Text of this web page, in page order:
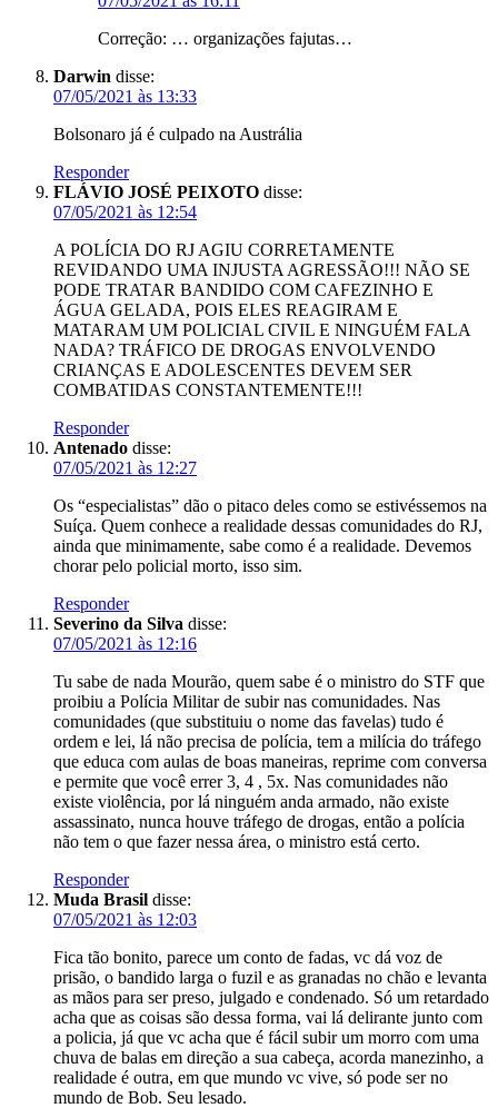
Correção: … organizações fajutas…
Darwin disse:
07/05/2021 às 13:33
Bolsonaro já é culpado na Austrália
Responder
FLÁVIO JOSÉ PEIXOTO disse:
07/05/2021 às 12:54
A POLÍCIA DO RJ AGIU CORRETAMENTE
REVIDANDO UMA INJUSTA AGRESSÃO!!! NÃO SE
PODE TRATAR BANDIDO COM CAFEZINHO E
ÁGUA GELADA, POIS ELES REAGIRAM E
MATARAM UM POLICIAL CIVIL E NINGUÉM FALA
NADA? TRÁFICO DE DROGAS ENVOLVENDO
CRIANÇAS E ADOLESCENTES DEVEM SER
COMBATIDAS CONSTANTEMENTE!!!
Responder
Antenado disse:
07/05/2021 às 12:27
Os “especialistas” dão o pitaco deles como se estivéssemos na
Suíça. Quem conhece a realidade dessas comunidades do RJ,
ainda que minimamente, sabe como é a realidade. Devemos
chorar pelo policial morto, isso sim.
Responder
Severino da Silva disse:
07/05/2021 às 12:16
Tu sabe de nada Mourão, quem sabe é o ministro do STF que
proibiu a Polícia Militar de subir nas comunidades. Nas
comunidades (que substituiu o nome das favelas) tudo é
ordem e lei, lá não precisa de polícia, tem a milícia do tráfego
que educa com aulas de boas maneiras, reprime com conversa
e permite que você errer 3, 4 , 5x. Nas comunidades não
existe violência, por lá ninguém anda armado, não existe
assassinato, nunca houve tráfego de drogas, então a polícia
não tem o que fazer nessa área, o ministro está certo.
Responder
Muda Brasil disse:
07/05/2021 às 12:03
Fica tão bonito, parece um conto de fadas, vc dá voz de
prisão, o bandido larga o fuzil e as granadas no chão e levanta
as mãos para ser preso, julgado e condenado. Só um retardado
acha que as coisas são dessa forma, vai lá delirante junto com
a policia, já que vc acha que é fácil subir um morro com uma
chuva de balas em direção a sua cabeça, acorda manezinho, a
realidade é outra, em que mundo vc vive, só pode ser no
mundo de Bob. Seu lesado.